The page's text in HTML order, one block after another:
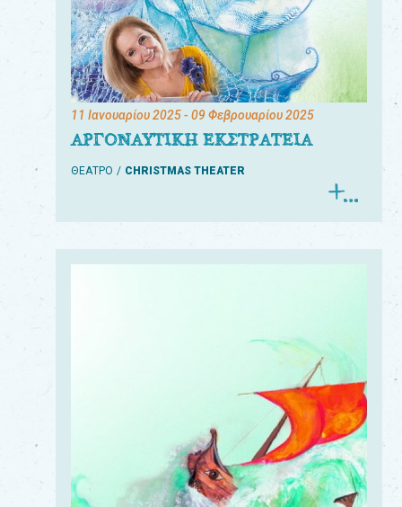
11 Ιανουαρίου 2025- 09 Φεβρουαρίου 2025
ΑΡΓΟΝΑΥΤΙΚΗ ΕΚΣΤΡΑΤΕΙΑ
ΘΕΑΤΡΟ CHRISTMAS THEATER